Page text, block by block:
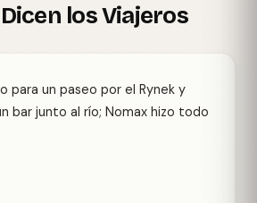
los Viajeros
para un paseo por el Rynek y
bar junto al río; Nomax hizo todo